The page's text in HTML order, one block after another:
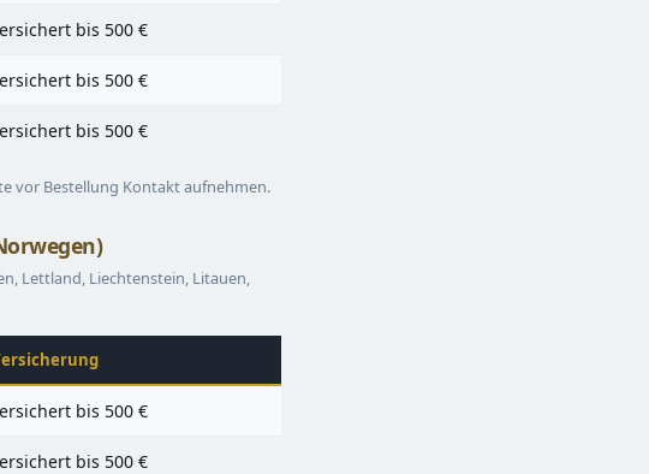
bis 500 €
bis 500 €
bis 500 €
vor Bestellung Kontakt aufnehmen.
Lettland, Liechtenstein, Litauen,
bis 500 €
bis 500 €